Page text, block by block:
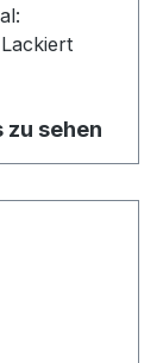
zu sehen